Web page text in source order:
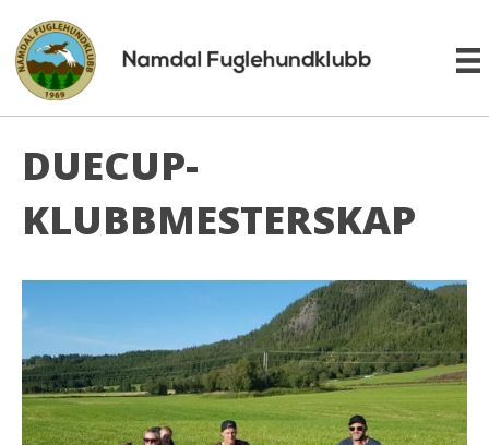
DUECUP-
KLUBBMESTERSKAP